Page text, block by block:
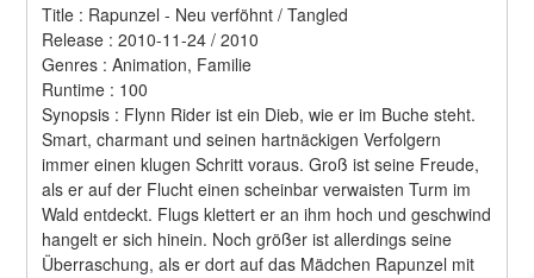
Title : Rapunzel - Neu verföhnt / Tangled
Release : 2010-11-24 / 2010
Genres : Animation, Familie
Runtime : 100
Synopsis : Flynn Rider ist ein Dieb, wie er im Buche steht.
Smart, charmant und seinen hartnäckigen Verfolgern
immer einen klugen Schritt voraus. Groß ist seine Freude,
als er auf der Flucht einen scheinbar verwaisten Turm im
Wald entdeckt. Flugs klettert er an ihm hoch und geschwind
hangelt er sich hinein. Noch größer ist allerdings seine
Überraschung, als er dort auf das Mädchen Rapunzel mit